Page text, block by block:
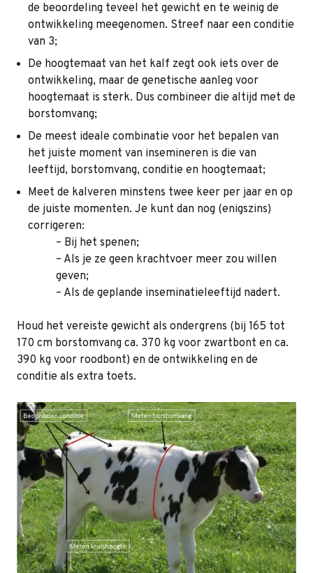
de beoordeling teveel het gewicht en te weinig de
ontwikkeling meegenomen. Streef naar een conditie
van 3;
De hoogtemaat van het kalf zegt ook iets over de
ontwikkeling, maar de genetische aanleg voor
hoogtemaat is sterk. Dus combineer die altijd met de
borstomvang;
De meest ideale combinatie voor het bepalen van
het juiste moment van insemineren is die van
leeftijd, borstomvang, conditie en hoogtemaat;
Meet de kalveren minstens twee keer per jaar en op
de juiste momenten. Je kunt dan nog (enigszins)
corrigeren:
– Bij het spenen;
– Als je ze geen krachtvoer meer zou willen
geven;
– Als de geplande inseminatieleeftijd nadert.
Houd het vereiste gewicht als ondergrens (bij 165 tot
170 cm borstomvang ca. 370 kg voor zwartbont en ca.
390 kg voor roodbont) en de ontwikkeling en de
conditie als extra toets.